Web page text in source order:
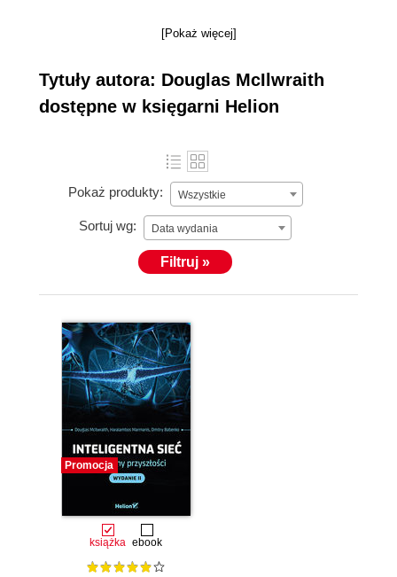
[Pokaż więcej]
Tytuły autora: Douglas McIlwraith
dostępne w księgarni Helion
Pokaż produkty: Wszystkie
Sortuj wg: Data wydania
Filtruj »
Promocja
książka ebook